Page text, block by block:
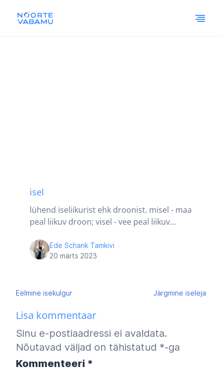
isel
lühend iseliikurist ehk droonist. misel - maa
peal liikuv droon; visel - vee peal liikuv...
Ede Schank Tamkivi
20 märts 2023
Navigeerimine
Eelmine isekulgur Järgmine iseleja
Lisa kommentaar
Sinu e-postiaadressi ei avaldata.
Nõutavad väljad on tähistatud *-ga
Kommenteeri *